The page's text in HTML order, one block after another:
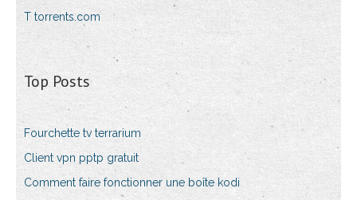
T torrents.com
Top Posts
Fourchette tv terrarium
Client vpn pptp gratuit
Comment faire fonctionner une boîte kodi